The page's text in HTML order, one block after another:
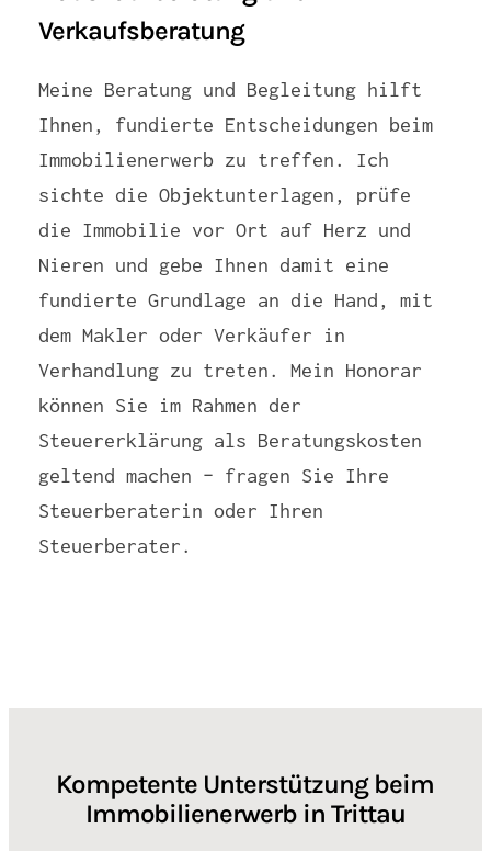
Verkaufsberatung
Meine Beratung und Begleitung hilft
Ihnen, fundierte Entscheidungen beim
Immobilienerwerb zu treffen. Ich
sichte die Objektunterlagen, prüfe
die Immobilie vor Ort auf Herz und
Nieren und gebe Ihnen damit eine
fundierte Grundlage an die Hand, mit
dem Makler oder Verkäufer in
Verhandlung zu treten. Mein Honorar
können Sie im Rahmen der
Steuererklärung als Beratungskosten
geltend machen – fragen Sie Ihre
Steuerberaterin oder Ihren
Steuerberater.
Kompetente Unterstützung beim
Immobilienerwerb in Trittau